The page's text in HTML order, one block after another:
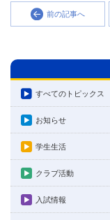
前の記事へ
すべてのトピックス
お知らせ
学生生活
クラブ活動
入試情報